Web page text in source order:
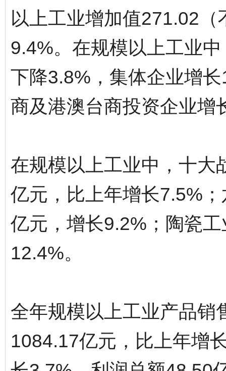
以上工业增加值271.02
9.4%。在规模以上工业
下降3.8%，集体企业增
商及港澳台商投资企业增
在规模以上工业中，十大
亿元，比上年增长7.5%
亿元，增长9.2%；陶瓷
12.4%。
全年规模以上工业产品销
1084.17亿元，比上年增